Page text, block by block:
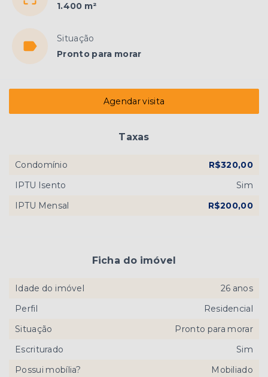
1.400 m²
Situação
Pronto para morar
Agendar visita
Taxas
Condomínio
R$320,00
IPTU Isento
Sim
IPTU Mensal
R$200,00
Ficha do imóvel
Idade do imóvel
26 anos
Perfil
Residencial
Situação
Pronto para morar
Escriturado
Sim
Possui mobília?
Mobiliado